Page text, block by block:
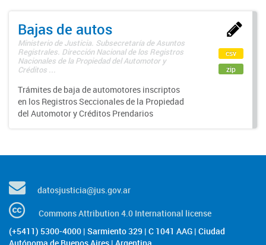
Bajas de autos
Ministerio de Justicia. Subsecretaría de Asuntos
Registrales. Dirección Nacional de los Registros
Nacionales de la Propiedad del Automotor y
Créditos ...
Trámites de baja de automotores inscriptos
en los Registros Seccionales de la Propiedad
del Automotor y Créditos Prendarios
csv
zip
datosjusticia@jus.gov.ar
Commons Attribution 4.0 International license
(+5411) 5300-4000 | Sarmiento 329 | C 1041 AAG | Ciudad